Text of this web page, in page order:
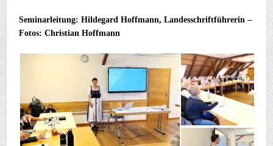
Seminarleitung: Hildegard Hoffmann, Landesschriftführerin –
Fotos: Christian Hoffmann